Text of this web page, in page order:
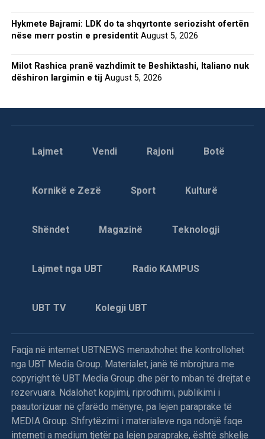
Hykmete Bajrami: LDK do ta shqyrtonte seriozisht ofertën
nëse merr postin e presidentit August 5, 2026
Milot Rashica pranë vazhdimit te Beshiktashi, Italiano nuk
dëshiron largimin e tij August 5, 2026
Lajmet Vendi Rajoni Botë
Kornikë e Zezë Sport Kulturë
Shëndet Magazinë Teknologji
Lajmet nga UBT Radio KAMPUS
UBT TV Kolegji UBT
Faqja në internet UBTNEWS menaxhohet the kontrollohet
nga UBT Media Group. Materialet, janë të mbrojtura me
copyright të UBT Media Group dhe për to mban të drejtat e
rezervuara. Ndalohet kopjimi, riprodhimi, publikimi i
paautorizuar në çfarëdo mënyre, pa lejen paraprake të
MEDIA Group. Shfrytëzimi i materialeve nga ndonjë faqe
interneti a medium tjetër pa lejen paraprake, është shkelje